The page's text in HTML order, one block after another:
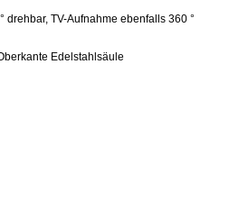
drehbar, TV-Aufnahme ebenfalls 360 °
Edelstahlsäule